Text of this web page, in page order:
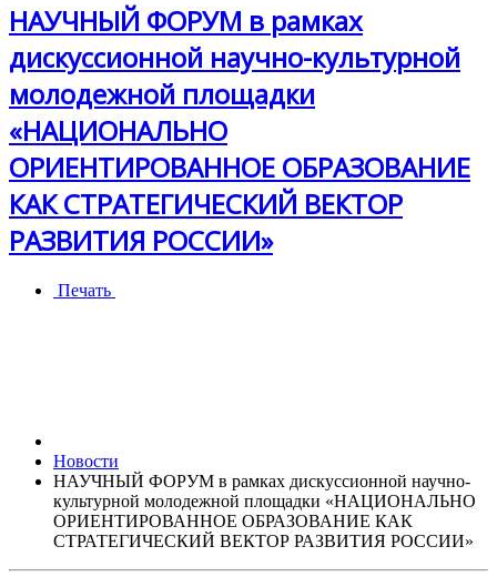
НАУЧНЫЙ ФОРУМ в рамках
дискуссионной научно-культурной
молодежной площадки
«НАЦИОНАЛЬНО
ОРИЕНТИРОВАННОЕ ОБРАЗОВАНИЕ
КАК СТРАТЕГИЧЕСКИЙ ВЕКТОР
РАЗВИТИЯ РОССИИ»
Печать
Новости
НАУЧНЫЙ ФОРУМ в рамках дискуссионной научно-
культурной молодежной площадки «НАЦИОНАЛЬНО
ОРИЕНТИРОВАННОЕ ОБРАЗОВАНИЕ КАК
СТРАТЕГИЧЕСКИЙ ВЕКТОР РАЗВИТИЯ РОССИИ»